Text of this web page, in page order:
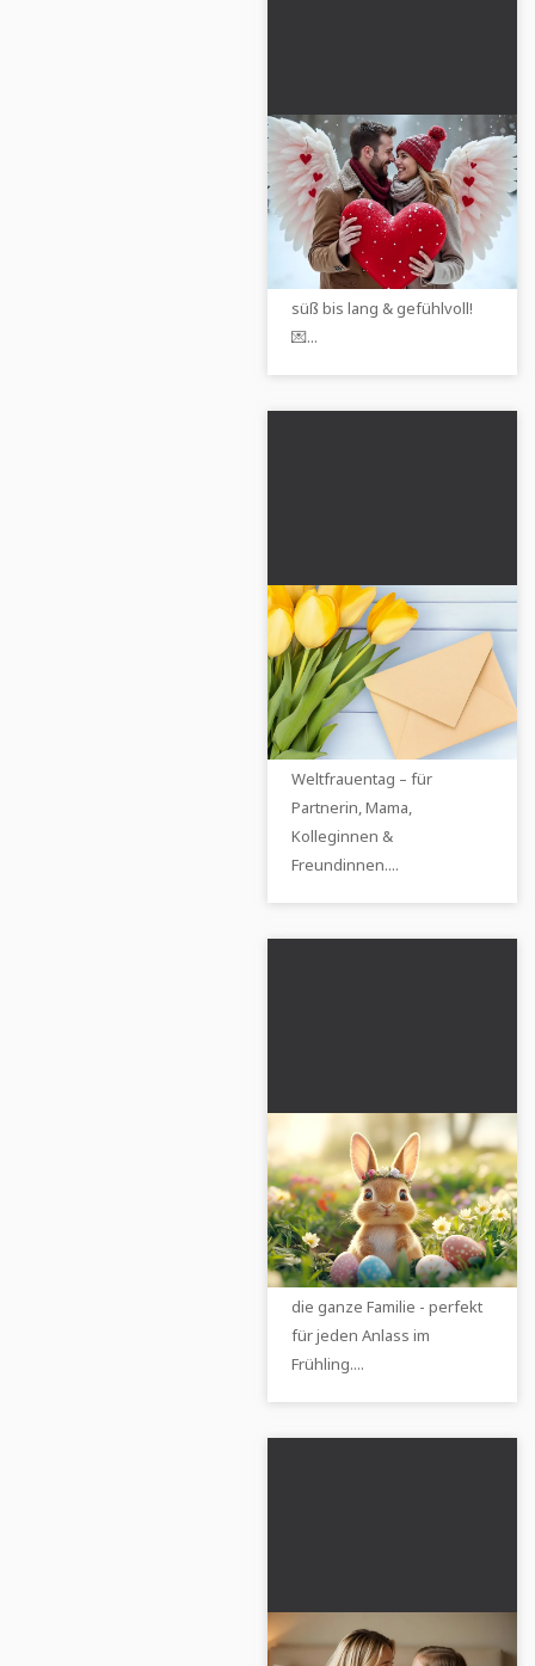
Valentinstag Sprüche
– Die schönsten
Sprüche für den
Valentinstag
💝 Entdecke romantische
Valentinstag Sprüche für
deine Liebsten - von kurz &
süß bis lang & gefühlvoll!
💌...
Sprüche zum
Weltfrauentag - die
besten Grüße zum 8.
März
Finde hier die schönsten
Sprüche, Glückwünsche
und Ideen für den
Weltfrauentag – für
Partnerin, Mama,
Kolleginnen &
Freundinnen....
Frohe Ostern:
Herzliche
Glückwünsche und
schöne Sprüche für
die ganze Familie
Entdecke herzliche
Ostergrüße, Osterwünsche
und kreative Sprüche für
die ganze Familie - perfekt
für jeden Anlass im
Frühling....
Herzliche